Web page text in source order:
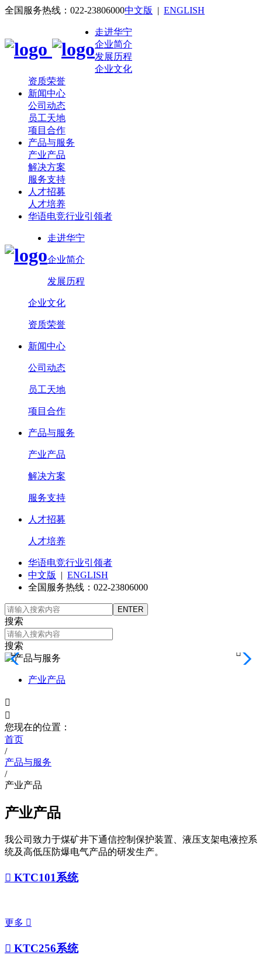
全国服务热线：022-23806000中文版 | ENGLISH
走进华宁
企业简介
发展历程
企业文化
资质荣誉
新闻中心
公司动态
员工天地
项目合作
产品与服务
产业产品
解决方案
服务支持
人才招募
人才培养
华语电竞行业引领者
走进华宁
企业简介
发展历程
企业文化
资质荣誉
新闻中心
公司动态
员工天地
项目合作
产品与服务
产业产品
解决方案
服务支持
人才招募
人才培养
华语电竞行业引领者
中文版
| ENGLISH
全国服务热线：022-23806000
搜索
搜索
 
产业产品


您现在的位置：
首页
/
产品与服务
/
产业产品
产业产品
我公司致力于煤矿井下通信控制保护装置、液压支架电液控系
统及高低压防爆电气产品的研发生产。
 KTC101系统
更多 
 KTC256系统